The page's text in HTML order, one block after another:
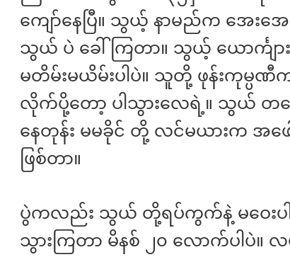
ကျော်နေပြီ။ သွယ့် နာမည်က အေးအ
သွယ် ပဲ ခေါ်ကြတာ။ သွယ့် ယောင်္ကျ
မတိမ်းမယိမ်းပါပဲ။ သူတို့ ဖုန်းကုမ္ပ
လိုက်ပို့တော့ ပါသွားလေရဲ့။ သွယ် တယ
နေတုန်း မမခိုင် တို့ လင်မယားက အဖ
ဖြစ်တာ။
ပွဲကလည်း သွယ် တို့ရပ်ကွက်နဲ့ မဝေးပါ
သွားကြတာ မိနစ် ၂၀ လောက်ပါပဲ။